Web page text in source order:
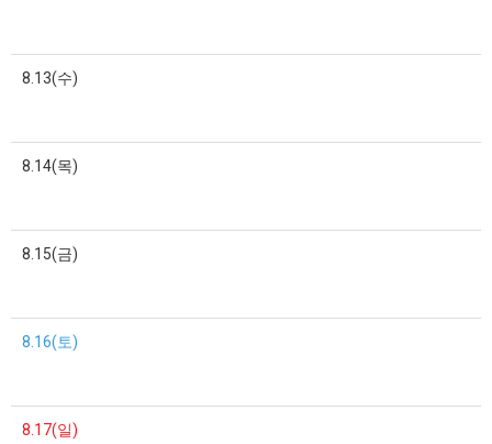
8.13(수)
8.14(목)
8.15(금)
8.16(토)
8.17(일)